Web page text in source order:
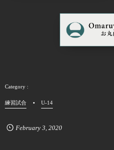
練習試合 U-14
February 3 2020